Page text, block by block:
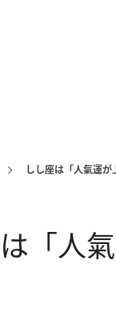
しし座は「人氣運が
「人